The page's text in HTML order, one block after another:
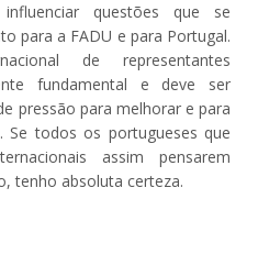
questões que se
para a FADU e para Portugal.
de representantes
fundamental e deve ser
pressão para melhorar e para
todos os portugueses que
assim pensarem
tenho absoluta certeza.